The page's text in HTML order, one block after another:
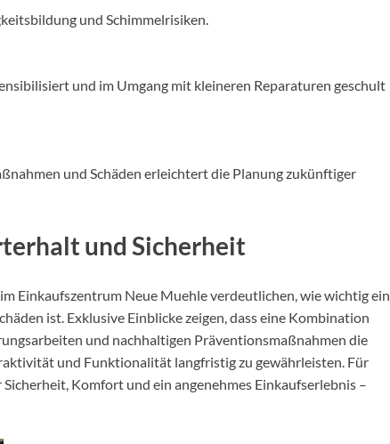
und Schimmelrisiken.
und im Umgang mit kleineren Reparaturen geschult
und Schäden erleichtert die Planung zukünftiger
und Sicherheit
Einkaufszentrum Neue Muehle verdeutlichen, wie wichtig ein
ist. Exklusive Einblicke zeigen, dass eine Kombination
und nachhaltigen Präventionsmaßnahmen die
und Funktionalität langfristig zu gewährleisten. Für
Komfort und ein angenehmes Einkaufserlebnis –